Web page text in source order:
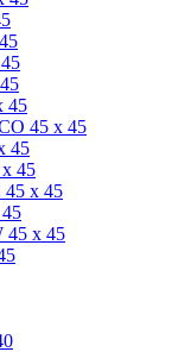
45
45 x 45
45
45
45 x 45
45 x 45